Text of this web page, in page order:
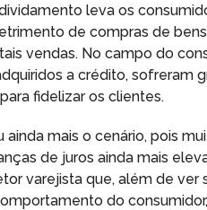
leva os
de compras de
vendas. No campo do
a crédito, sofreram
fidelizar os clientes.
mais o cenário, pois
de juros ainda mais
varejista que, além de
do